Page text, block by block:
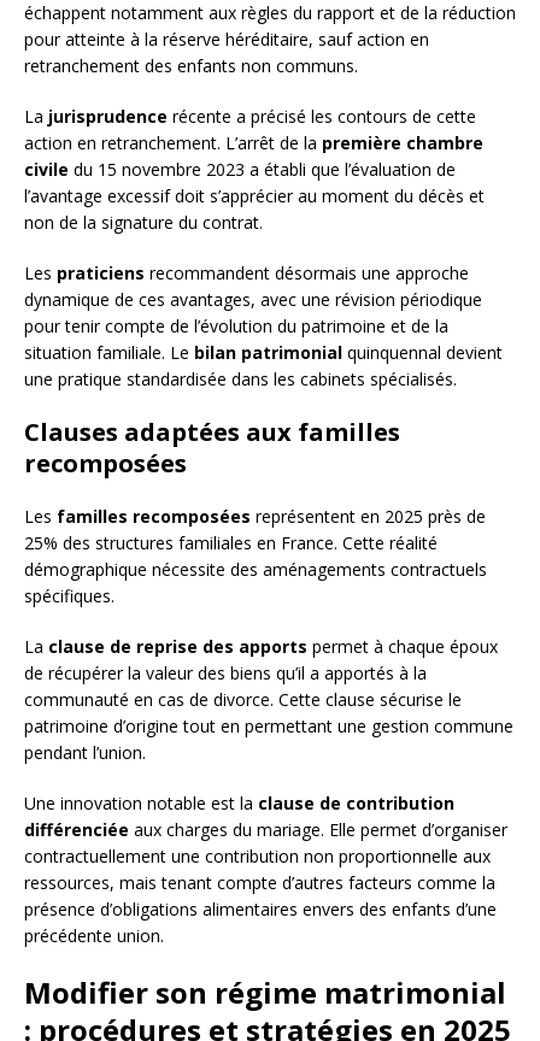
échappent notamment aux règles du rapport et de la réduction
pour atteinte à la réserve héréditaire, sauf action en
retranchement des enfants non communs.
La jurisprudence récente a précisé les contours de cette
action en retranchement. L’arrêt de la première chambre
civile du 15 novembre 2023 a établi que l’évaluation de
l’avantage excessif doit s’apprécier au moment du décès et
non de la signature du contrat.
Les praticiens recommandent désormais une approche
dynamique de ces avantages, avec une révision périodique
pour tenir compte de l’évolution du patrimoine et de la
situation familiale. Le bilan patrimonial quinquennal devient
une pratique standardisée dans les cabinets spécialisés.
Clauses adaptées aux familles
recomposées
Les familles recomposées représentent en 2025 près de
25% des structures familiales en France. Cette réalité
démographique nécessite des aménagements contractuels
spécifiques.
La clause de reprise des apports permet à chaque époux
de récupérer la valeur des biens qu’il a apportés à la
communauté en cas de divorce. Cette clause sécurise le
patrimoine d’origine tout en permettant une gestion commune
pendant l’union.
Une innovation notable est la clause de contribution
différenciée aux charges du mariage. Elle permet d’organiser
contractuellement une contribution non proportionnelle aux
ressources, mais tenant compte d’autres facteurs comme la
présence d’obligations alimentaires envers des enfants d’une
précédente union.
Modifier son régime matrimonial
: procédures et stratégies en 2025